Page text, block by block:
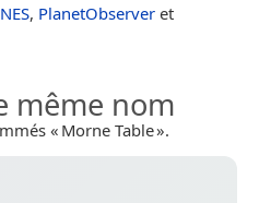
, PlanetObserver et
même nom
« Morne Table ».